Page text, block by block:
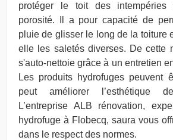
protéger le toit des intempéries
porosité. Il a pour capacité de
pluie de glisser le long de la toiture
elle les saletés diverses. De cette
s'auto-nettoie grâce à un entretien
Les produits hydrofuges peuvent
peut améliorer l’esthétique
L’entreprise ALB rénovation,
hydrofuge à Flobecq, saura vous
dans le respect des normes.